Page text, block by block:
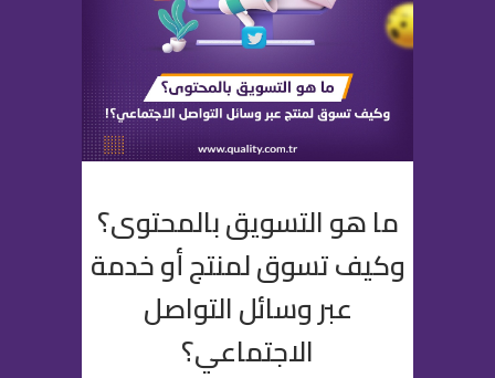
ما هو التسويق بالمحتوى؟
وكيف تسوق لمنتج أو خدمة
عبر وسائل التواصل
الاجتماعي؟